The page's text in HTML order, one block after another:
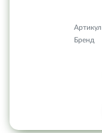
Артикул
Бренд